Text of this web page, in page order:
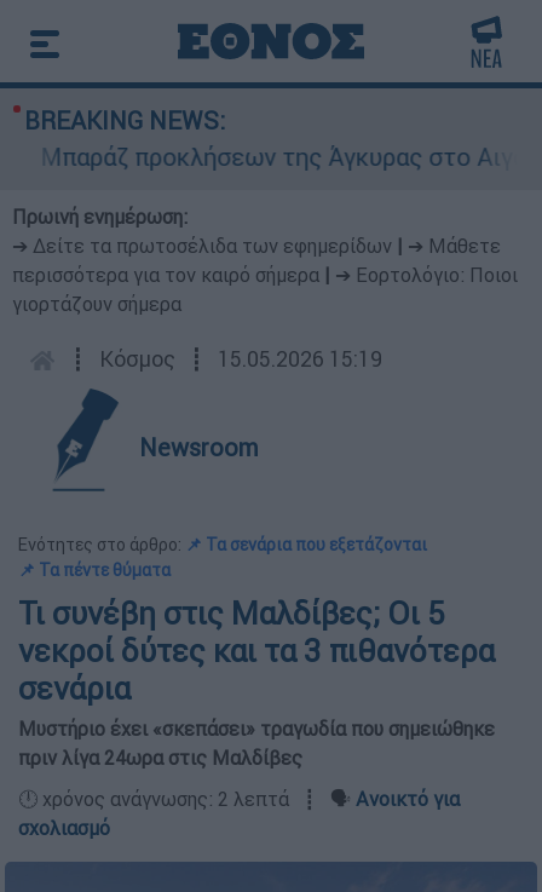
BREAKING NEWS:
Μπαράζ προκλήσεων της Άγκυρας στο Αιγαίο:
Πρωινή ενημέρωση:
➔ Δείτε τα πρωτοσέλιδα των εφημερίδων
➔ Μάθετε
περισσότερα για τον καιρό σήμερα
➔ Εορτολόγιο: Ποιοι
γιορτάζουν σήμερα
┋ Κόσμος ┋ 15.05.2026 15:19
Newsroom
Ενότητες στο άρθρο: 📌 Τα σενάρια που εξετάζονται
📌 Τα πέντε θύματα
Τι συνέβη στις Μαλδίβες; Οι 5
νεκροί δύτες και τα 3 πιθανότερα
σενάρια
Μυστήριο έχει «σκεπάσει» τραγωδία που σημειώθηκε
πριν λίγα 24ωρα στις Μαλδίβες
🕛 χρόνος ανάγνωσης: 2 λεπτά ┋ 🗣️ Ανοικτό για
σχολιασμό